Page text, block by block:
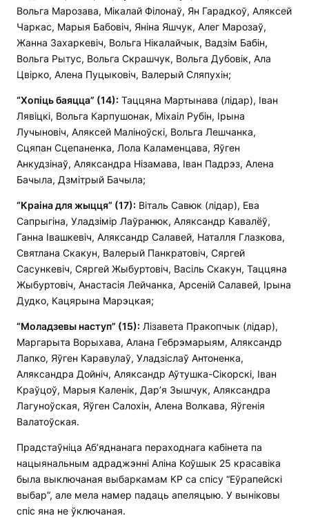
Вольга Марозава, Мікалай Філонаў, Ян Гарадкоў, Аляксей
Чаркас, Марыя Бабовіч, Яніна Яшчук, Алег Марозаў,
Жанна Захаркевіч, Вольга Нікалайчык, Вадзім Бабін,
Вольга Рытус, Вольга Скрашчук, Вольга Дубовік, Ала
Цвірко, Алена Пуцыковіч, Валерый Сляпухін;
“Хопіць баяцца” (14): Таццяна Мартынава (лідар), Іван
Лявіцкі, Вольга Карпушонак, Міхаіл Рубін, Ірына
Лучыновіч, Аляксей Маліноўскі, Вольга Лешчанка,
Сцяпан Сцепаненка, Лола Каламенцава, Яўген
Анкудзінаў, Аляксандра Нізамава, Іван Падрэз, Алена
Бачыла, Дзмітрый Бачыла;
“Краіна для жыцця” (17): Віталь Савюк (лідар), Ева
Сапрыгіна, Уладзімір Лаўранюк, Аляксандр Кавалёў,
Ганна Івашкевіч, Аляксандр Салавей, Наталля Глазкова,
Святлана Скакун, Валерый Панкратовіч, Сяргей
Сасункевіч, Сяргей Жыбуртовіч, Васіль Скакун, Таццяна
Жыбуртовіч, Анастасія Лейчанка, Арсеній Салавей, Ірына
Дудко, Кацярына Марэцкая;
“Моладзевы наступ” (15): Лізавета Пракопчык (лідар),
Маргарыта Ворыхава, Алана Гебрэмарыям, Аляксандр
Лапко, Яўген Каравулаў, Уладзіслаў Антоненка,
Аляксандра Дойніч, Аляксандр Аўтушка-Сікорскі, Іван
Краўцоў, Марыя Каленік, Дар’я Зышчук, Аляксандра
Лагуноўская, Яўген Салохін, Алена Волкава, Яўгенія
Валатоўская.
Прадстаўніца Аб’яднанага пераходнага кабінета па
нацыянальным адраджэнні Аліна Коўшык 25 красавіка
была выключаная выбаркамам КР са спісу “Еўрапейскі
выбар”, але мела намер падаць апеляцыю. У выніковы
спіс яна не ўключаная.